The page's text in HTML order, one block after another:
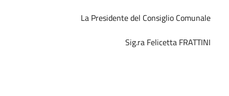
La Presidente del Consiglio Comunale
Sig.ra Felicetta FRATTINI